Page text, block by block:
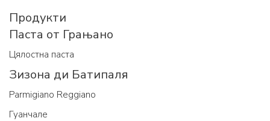
Продукти
Паста от Грањано
Цялостна паста
Зизона ди Батипаля
Parmigiano Reggiano
Гуанчале